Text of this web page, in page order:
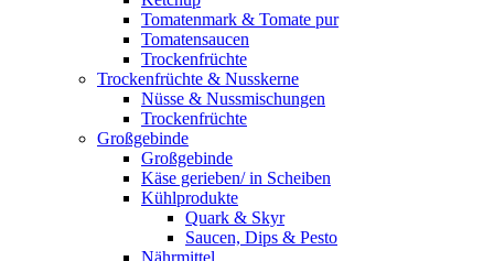
Tomatenmark & Tomate pur
Tomatensaucen
Trockenfrüchte
Trockenfrüchte & Nusskerne
Nüsse & Nussmischungen
Trockenfrüchte
Großgebinde
Großgebinde
Käse gerieben/ in Scheiben
Kühlprodukte
Quark & Skyr
Saucen, Dips & Pesto
Nährmittel